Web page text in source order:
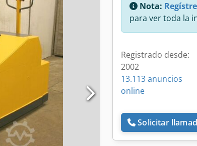
Nota:
para ver toda la
Registrado desde:
2002
13.113 anuncios
online
Solicitar